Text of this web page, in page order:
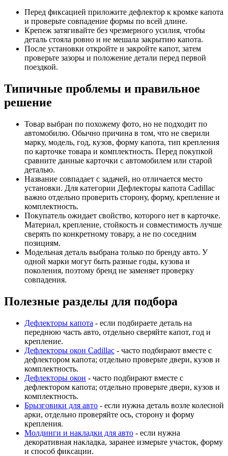
Перед фиксацией приложите дефлектор к кромке капота
и проверьте совпадение формы по всей длине.
Крепеж затягивайте без чрезмерного усилия, чтобы
деталь стояла ровно и не мешала закрытию капота.
После установки откройте и закройте капот, затем
проверьте зазоры и положение детали перед первой
поездкой.
Типичные проблемы и правильное
решение
Товар выбран по похожему фото, но не подходит по
автомобилю. Обычно причина в том, что не сверили
марку, модель, год, кузов, форму капота, тип крепления
по карточке товара и комплектность. Перед покупкой
сравните данные карточки с автомобилем или старой
деталью.
Название совпадает с задачей, но отличается место
установки. Для категории Дефлекторы капота Cadillac
важно отдельно проверить сторону, форму, крепление и
комплектность.
Покупатель ожидает свойство, которого нет в карточке.
Материал, крепление, стойкость и совместимость лучше
сверять по конкретному товару, а не по соседним
позициям.
Модельная деталь выбрана только по бренду авто. У
одной марки могут быть разные годы, кузова и
поколения, поэтому бренд не заменяет проверку
совпадения.
Полезные разделы для подбора
Дефлекторы капота - если подбираете деталь на
переднюю часть авто, отдельно сверяйте капот, год и
крепление.
Дефлекторы окон Cadillac - часто подбирают вместе с
дефлектором капота; отдельно проверьте двери, кузов и
комплектность.
Дефлекторы окон - часто подбирают вместе с
дефлектором капота; отдельно проверьте двери, кузов и
комплектность.
Брызговики для авто - если нужна деталь возле колесной
арки, отдельно проверяйте ось, сторону и форму
крепления.
Молдинги и накладки для авто - если нужна
декоративная накладка, заранее измерьте участок, форму
и способ фиксации.